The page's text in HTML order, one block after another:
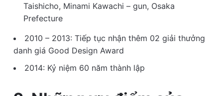
Taishicho, Minami Kawachi – gun, Osaka
Prefecture
2010 – 2013: Tiếp tục nhận thêm 02 giải thưởng
danh giá Good Design Award
2014: Kỷ niệm 60 năm thành lập